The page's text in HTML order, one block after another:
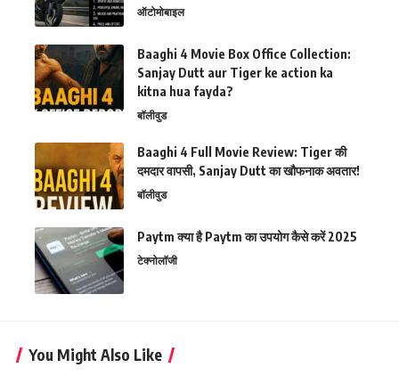
ऑटोमोबाइल
Baaghi 4 Movie Box Office Collection:
Sanjay Dutt aur Tiger ke action ka
kitna hua fayda?
बॉलीवुड
Baaghi 4 Full Movie Review: Tiger की
दमदार वापसी, Sanjay Dutt का खौफनाक अवतार!
बॉलीवुड
Paytm क्या है Paytm का उपयोग कैसे करें 2025
टेक्नोलॉजी
You Might Also Like